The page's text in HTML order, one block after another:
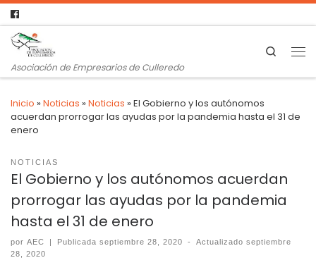
Asociación de Empresarios de Culleredo
Search
Inicio »Noticias »Noticias »El Gobierno y los autónomos
acuerdan prorrogar las ayudas por la pandemia hasta el 31 de
enero
NOTICIAS
El Gobierno y los autónomos acuerdan
prorrogar las ayudas por la pandemia
hasta el 31 de enero
por AEC | Publicadaseptiembre 28, 2020 - Actualizadoseptiembre
28, 2020